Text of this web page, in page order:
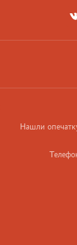
Нашли